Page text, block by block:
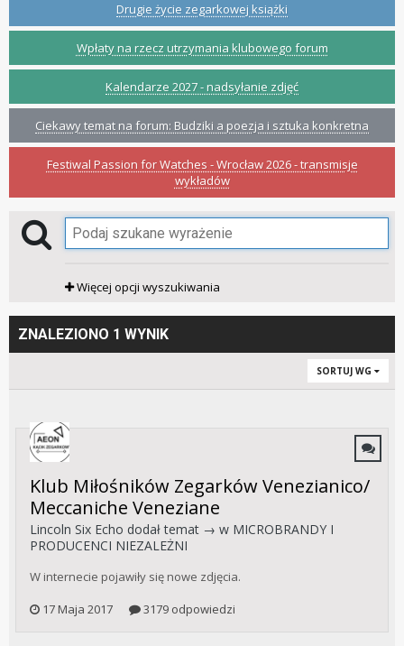
Drugie życie zegarkowej książki
Wpłaty na rzecz utrzymania klubowego forum
Kalendarze 2027 - nadsyłanie zdjęć
Ciekawy temat na forum: Budziki a poezja i sztuka konkretna
Festiwal Passion for Watches - Wrocław 2026 - transmisje
wykładów
Więcej opcji wyszukiwania
ZNALEZIONO 1 WYNIK
SORTUJ WG
Klub Miłośników Zegarków Venezianico/
Meccaniche Veneziane
Lincoln Six Echo dodał temat → w MICROBRANDY I
PRODUCENCI NIEZALEŻNI
W internecie pojawiły się nowe zdjęcia.
17 Maja 2017
3179 odpowiedzi